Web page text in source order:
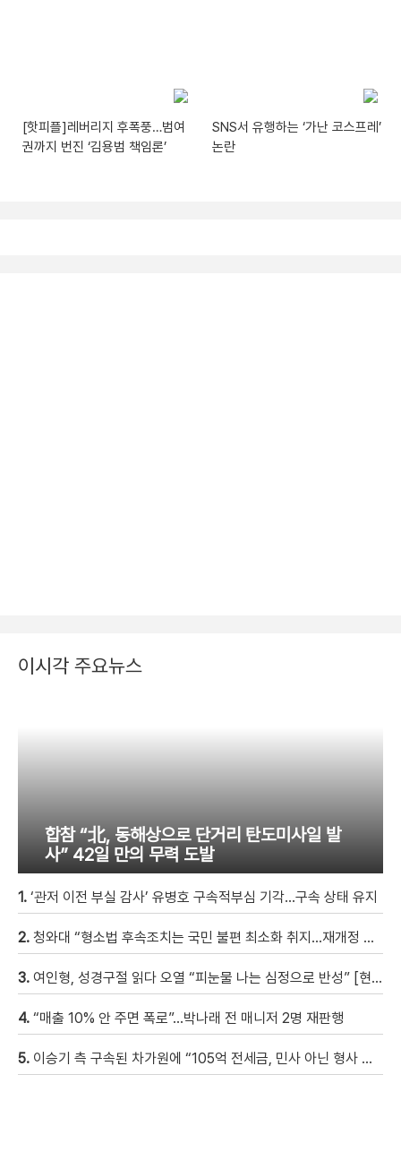
[핫피플]레버리지 후폭풍…범여
권까지 번진 ‘김용범 책임론’
SNS서 유행하는 ‘가난 코스프레’
논란
이시각 주요뉴스
합참 “北, 동해상으로 단거리 탄도미사일 발
사” 42일 만의 무력 도발
1. ‘관저 이전 부실 감사’ 유병호 구속적부심 기각…구속 상태 유지
2. 청와대 “형소법 후속조치는 국민 불편 최소화 취지…재개정 여부는 언급 안 해”
3. 여인형, 성경구절 읽다 오열 “피눈물 나는 심정으로 반성” [현장영상]
4. “매출 10% 안 주면 폭로”…박나래 전 매니저 2명 재판행
5. 이승기 측 구속된 차가원에 “105억 전세금, 민사 아닌 형사 범죄…엄벌 원해”